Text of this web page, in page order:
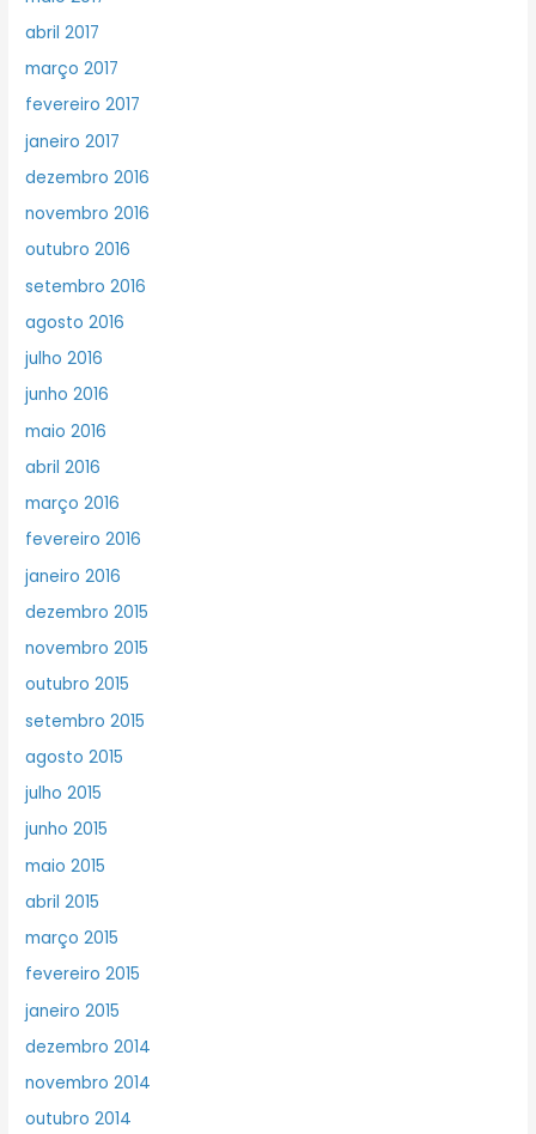
abril 2017
março 2017
fevereiro 2017
janeiro 2017
dezembro 2016
novembro 2016
outubro 2016
setembro 2016
agosto 2016
julho 2016
junho 2016
maio 2016
abril 2016
março 2016
fevereiro 2016
janeiro 2016
dezembro 2015
novembro 2015
outubro 2015
setembro 2015
agosto 2015
julho 2015
junho 2015
maio 2015
abril 2015
março 2015
fevereiro 2015
janeiro 2015
dezembro 2014
novembro 2014
outubro 2014